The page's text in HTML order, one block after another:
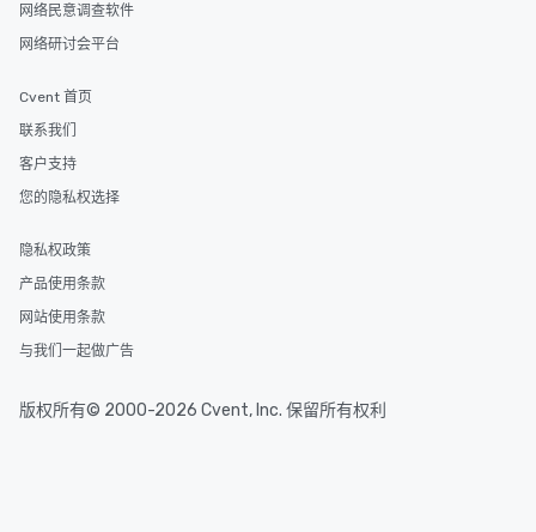
网络民意调查软件
网络研讨会平台
Cvent 首页
联系我们
客户支持
您的隐私权选择
隐私权政策
产品使用条款
网站使用条款
与我们一起做广告
版权所有© 2000-2026 Cvent, Inc. 保留所有权利